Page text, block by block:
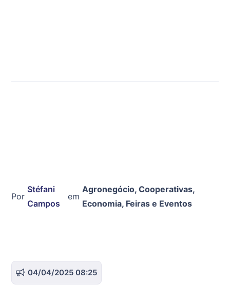
Por
Stéfani
Campos
em
Agronegócio, Cooperativas,
Economia, Feiras e Eventos
04/04/2025 08:25